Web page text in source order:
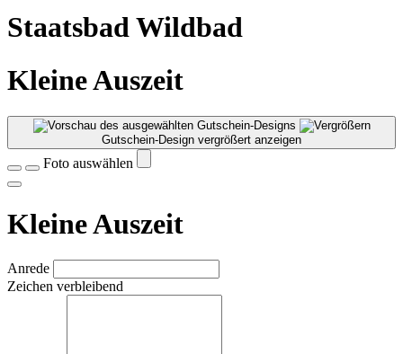
Staatsbad Wildbad
Kleine Auszeit
Gutschein-Design vergrößert anzeigen
Foto auswählen
Kleine Auszeit
Anrede
Zeichen verbleibend